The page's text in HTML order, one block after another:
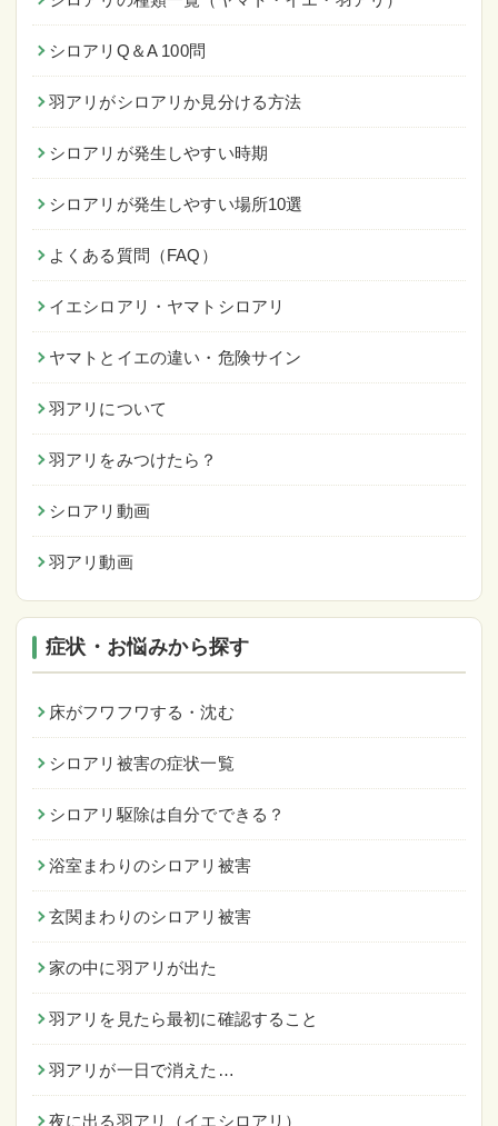
シロアリQ＆A 100問
羽アリがシロアリか見分ける方法
シロアリが発生しやすい時期
シロアリが発生しやすい場所10選
よくある質問（FAQ）
イエシロアリ・ヤマトシロアリ
ヤマトとイエの違い・危険サイン
羽アリについて
羽アリをみつけたら？
シロアリ動画
羽アリ動画
症状・お悩みから探す
床がフワフワする・沈む
シロアリ被害の症状一覧
シロアリ駆除は自分でできる？
浴室まわりのシロアリ被害
玄関まわりのシロアリ被害
家の中に羽アリが出た
羽アリを見たら最初に確認すること
羽アリが一日で消えた…
夜に出る羽アリ（イエシロアリ）